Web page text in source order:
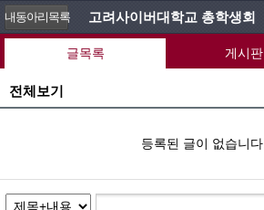
고려사이버대학교 총학생회
내동아리목록
글목록 게시판
전체보기
등록된 글이 없습니다.